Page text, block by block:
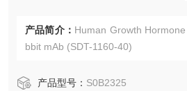
产品简介： Human Growth
bbit mAb (SDT-1160-40)
产品型号： S0B2325